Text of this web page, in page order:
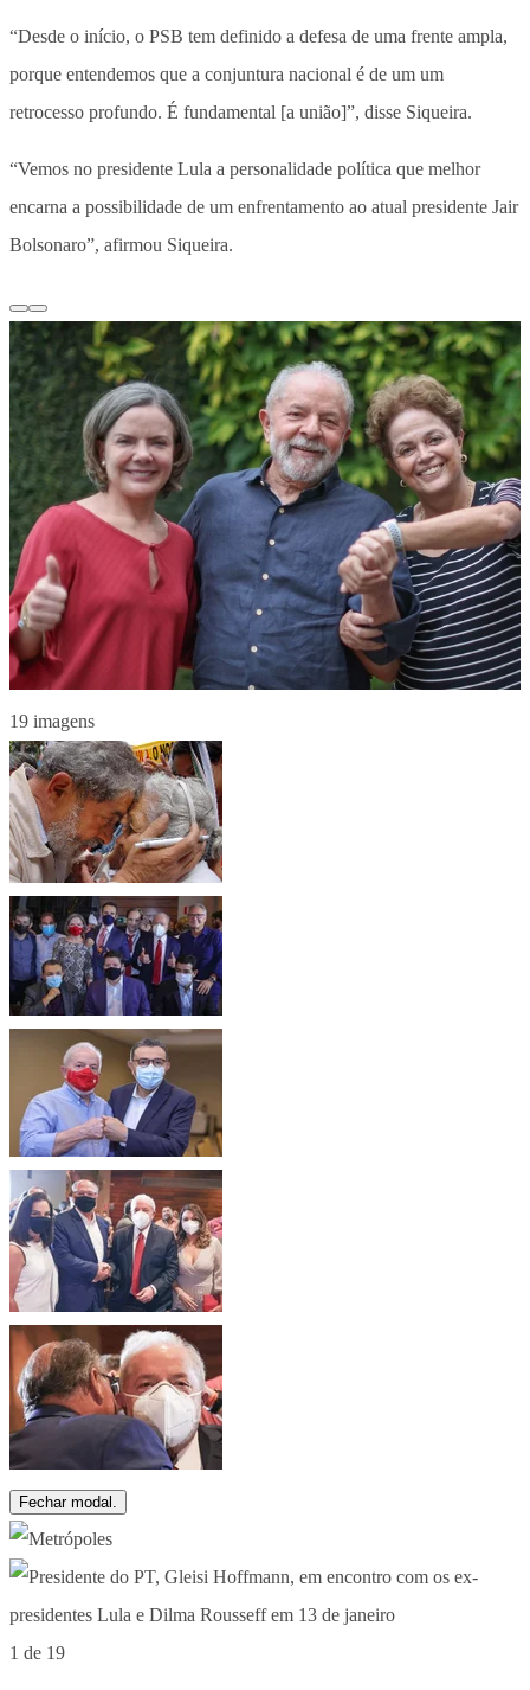
“Desde o início, o PSB tem definido a defesa de uma frente ampla,
porque entendemos que a conjuntura nacional é de um um
retrocesso profundo. É fundamental [a união]”, disse Siqueira.
“Vemos no presidente Lula a personalidade política que melhor
encarna a possibilidade de um enfrentamento ao atual presidente Jair
Bolsonaro”, afirmou Siqueira.
19 imagens
Fechar modal.
1 de 19